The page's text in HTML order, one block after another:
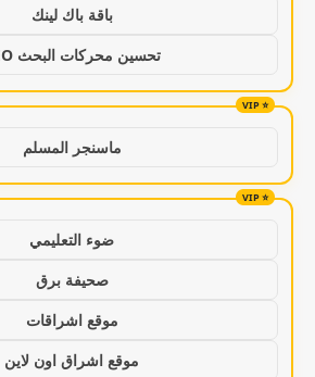
باقة باك لينك
تحسين محركات البحث SEO
ماسنجر المسلم
ضوء التعليمي
صحيفة برق
موقع اشراقات
موقع اشراق اون لاين